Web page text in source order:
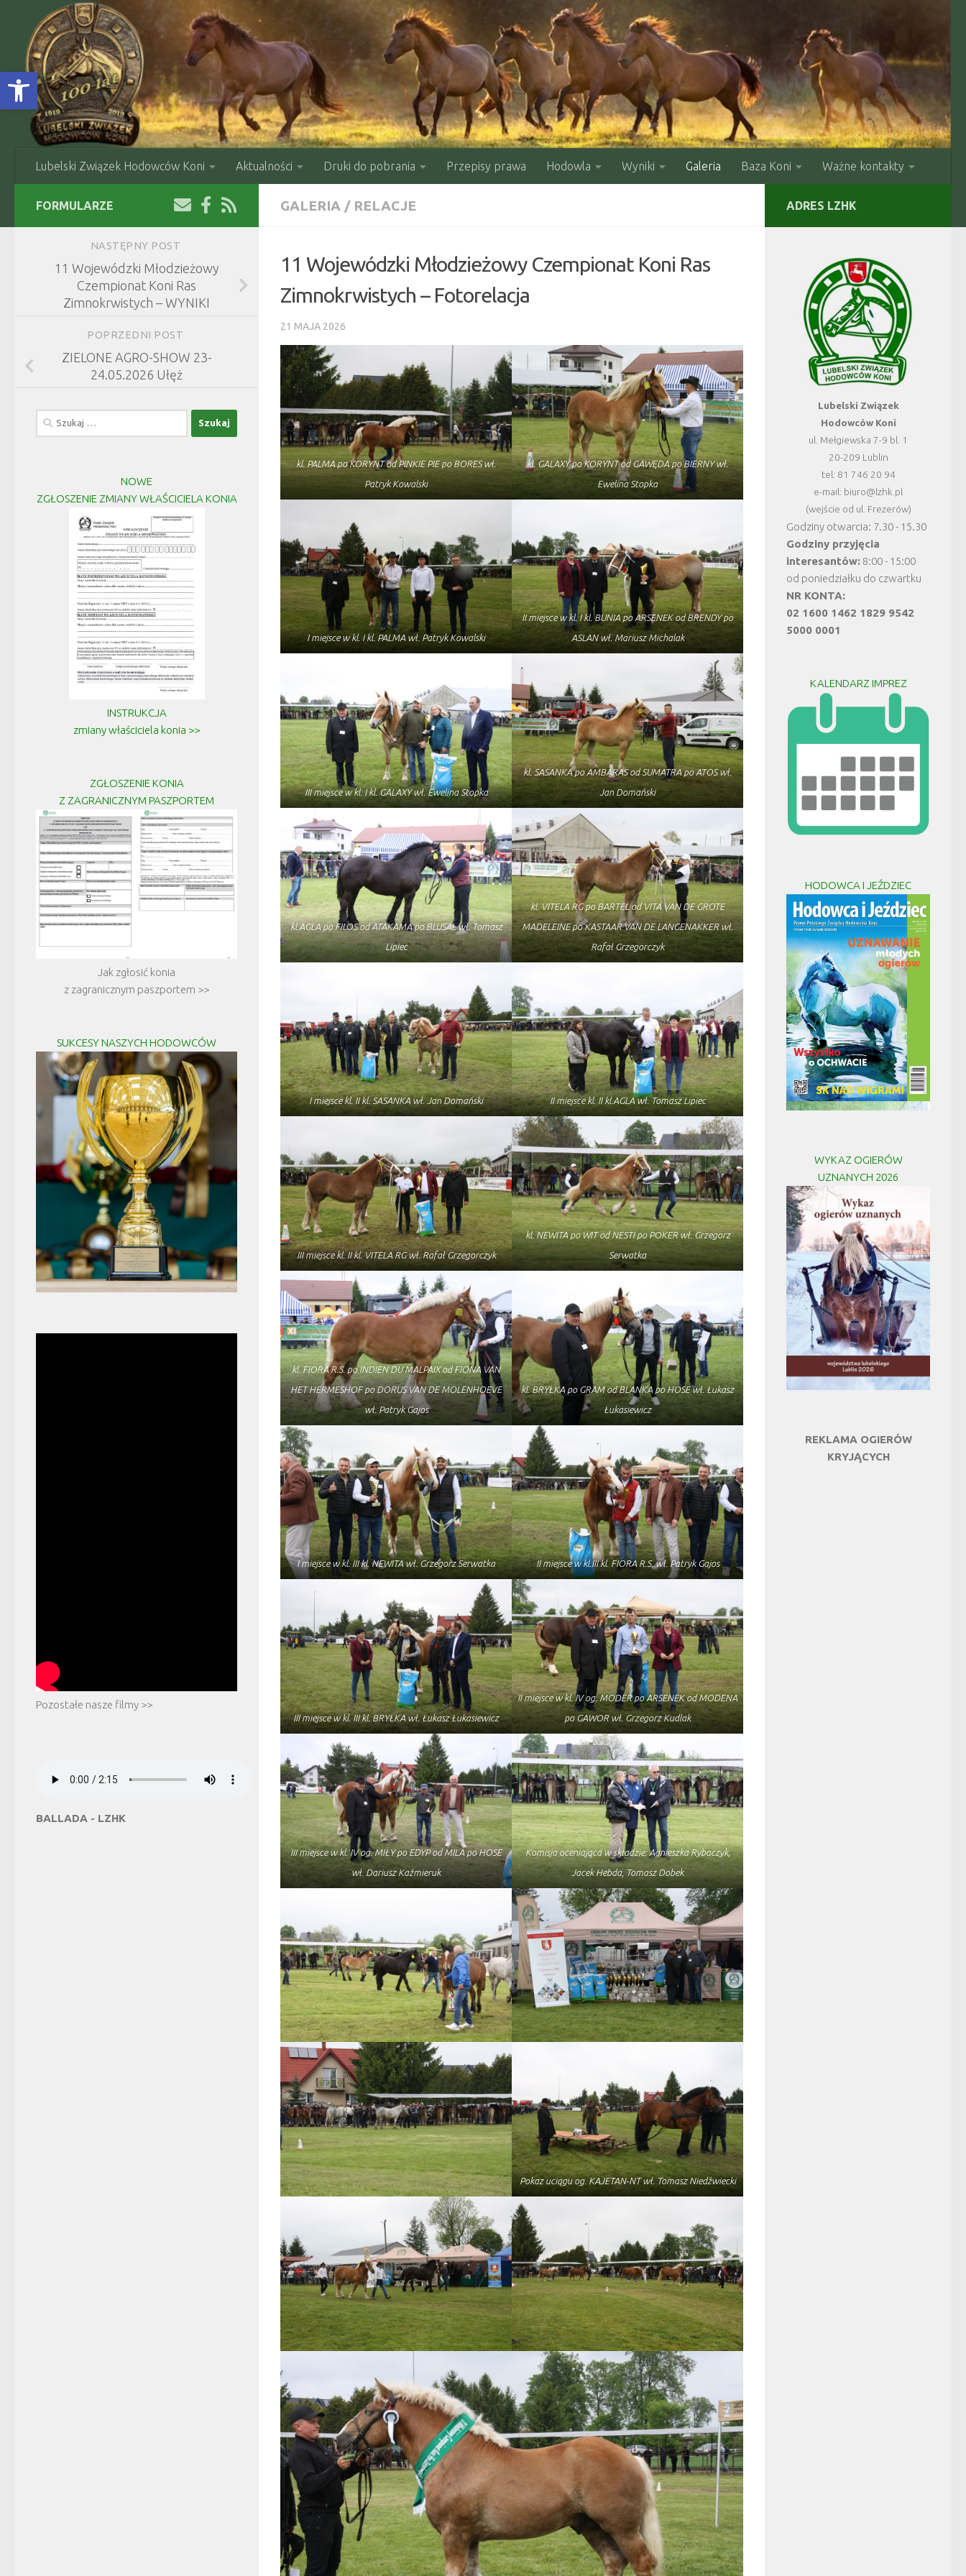
Open toolbar
Skip to content
Lubelski Związek Hodowców Koni Aktualności Druki do pobrania Przepisy prawa Hodowla Wyniki Galeria Baza Koni Ważne kontakty
GALERIA / RELACJE
11 Wojewódzki Młodzieżowy Czempionat Koni Ras
Zimnokrwistych – Fotorelacja
21 MAJA 2026
kl. PALMA po KORYNT od PINKIE PIE po BORES wł.
Patryk Kowalski
kl. GALAXY po KORYNT od GAWĘDA po BIERNY wł.
Ewelina Stopka
I miejsce w kl. I kl. PALMA wł. Patryk Kowalski
II miejsce w kl. I kl. BUNIA po ARSENEK od BRENDY po
ASLAN wł. Mariusz Michalak
III miejsce w kl. I kl. GALAXY wł. Ewelina Stopka
kl. SASANKA po AMBARAS od SUMATRA po ATOS wł.
Jan Domański
kl.AGLA po FILOS od ATAKAMA po BLUSAL wł. Tomasz
Lipiec
kl. VITELA RG po BARTEL od VITA VAN DE GROTE
MADELEINE po KASTAAR VAN DE LANGENAKKER wł.
Rafał Grzegorczyk
I miejsce kl. II kl. SASANKA wł. Jan Domański II miejsce kl. II kl.AGLA wł. Tomasz Lipiec
III miejsce kl. II kl. VITELA RG wł. Rafał Grzegorczyk
kl. NEWITA po WIT od NESTI po POKER wł. Grzegorz
Serwatka
kl. FIORA R.S. po INDIEN DU MALPAIX od FIONA VAN
HET HERMESHOF po DORUS VAN DE MOLENHOEVE
wł. Patryk Gajos
kl. BRYŁKA po GRAM od BLANKA po HOSE wł. Łukasz
Łukasiewicz
I miejsce w kl. III kl. NEWITA wł. Grzegorz Serwatka II miejsce w kl.III kl. FIORA R.S. wł. Patryk Gajos
III miejsce w kl. III kl. BRYŁKA wł. Łukasz Łukasiewicz
II miejsce w kl. IV og. MODER po ARSENEK od MODENA
po GAWOR wł. Grzegorz Kudlak
III miejsce w kl. IV og. MIŁY po EDYP od MILA po HOSE
wł. Dariusz Kaźmieruk
Komisja oceniająca w składzie: Agnieszka Rybaczyk,
Jacek Hebda, Tomasz Dobek
Pokaz uciągu og. KAJETAN-NT wł. Tomasz Niedźwiecki
FORMULARZE
NASTĘPNY POST
11 Wojewódzki Młodzieżowy
Czempionat Koni Ras
Zimnokrwistych – WYNIKI
POPRZEDNI POST
ZIELONE AGRO-SHOW 23-
24.05.2026 Ułęż
Szukaj:
NOWE
ZGŁOSZENIE ZMIANY WŁAŚCICIELA KONIA
INSTRUKCJA
zmiany właściciela konia >>
ZGŁOSZENIE KONIA
Z ZAGRANICZNYM PASZPORTEM
Jak zgłosić konia
z zagranicznym paszportem >>
SUKCESY NASZYCH HODOWCÓW
Pozostałe nasze filmy >>
BALLADA - LZHK
ADRES LZHK
Lubelski Związek
Hodowców Koni
ul. Mełgiewska 7-9 bl. 1
20-209 Lublin
tel: 81 746 20 94
e-mail: biuro@lzhk.pl
(wejście od ul. Frezerów)
Godziny otwarcia: 7.30 - 15.30
Godziny przyjęcia
interesantów: 8:00 - 15:00
od poniedziałku do czwartku
NR KONTA:
02 1600 1462 1829 9542
5000 0001
KALENDARZ IMPREZ
HODOWCA I JEŹDZIEC
WYKAZ OGIERÓW
UZNANYCH 2026
REKLAMA OGIERÓW
KRYJĄCYCH